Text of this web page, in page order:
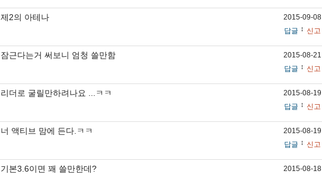
제2의 아테나
2015-09-08
답글
신고
잠근다는거 써보니 엄청 쓸만함
2015-08-21
답글
신고
리더로 굴릴만하려나요 ...ㅋㅋ
2015-08-19
답글
신고
너 액티브 맘에 든다.ㅋㅋ
2015-08-19
답글
신고
기본3.6이면 꽤 쓸만한데?
2015-08-18